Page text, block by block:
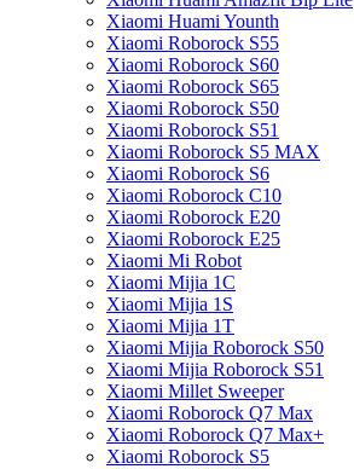
Xiaomi Huami Younth
Xiaomi Roborock S55
Xiaomi Roborock S60
Xiaomi Roborock S65
Xiaomi Roborock S50
Xiaomi Roborock S51
Xiaomi Roborock S5 MAX
Xiaomi Roborock S6
Xiaomi Roborock C10
Xiaomi Roborock E20
Xiaomi Roborock E25
Xiaomi Mi Robot
Xiaomi Mijia 1C
Xiaomi Mijia 1S
Xiaomi Mijia 1T
Xiaomi Mijia Roborock S50
Xiaomi Mijia Roborock S51
Xiaomi Millet Sweeper
Xiaomi Roborock Q7 Max
Xiaomi Roborock Q7 Max+
Xiaomi Roborock S5